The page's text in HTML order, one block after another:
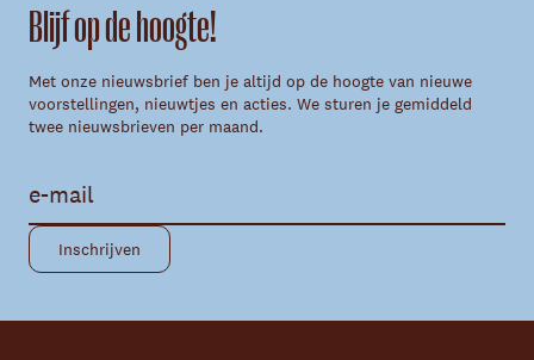
Blijf op de hoogte!
Met onze nieuwsbrief ben je altijd op de hoogte van nieuwe
voorstellingen, nieuwtjes en acties. We sturen je gemiddeld
twee nieuwsbrieven per maand.